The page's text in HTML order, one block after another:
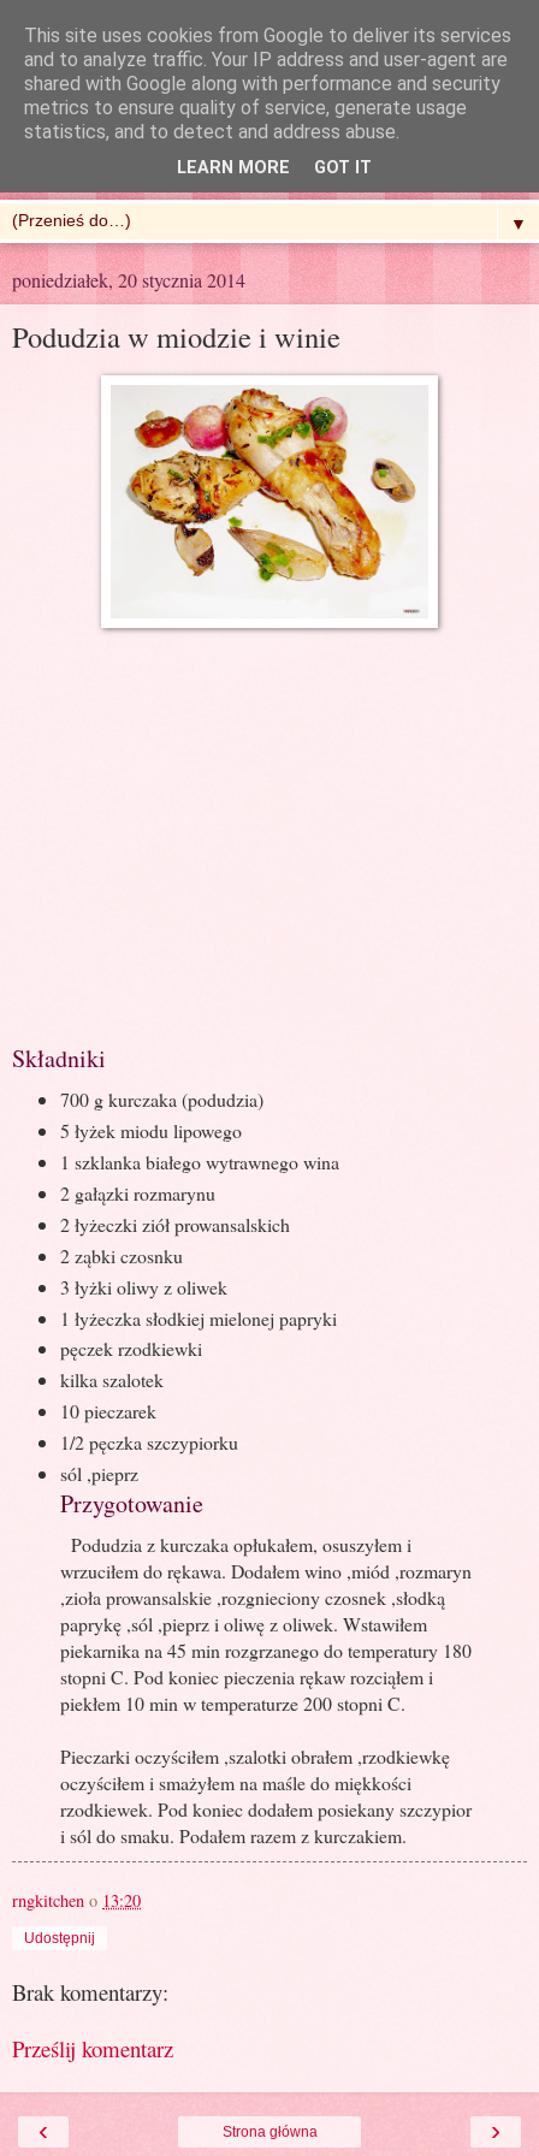
R'n'G Kitchen
▼
poniedziałek, 20 stycznia 2014
Podudzia w miodzie i winie
Składniki
700 g kurczaka (podudzia)
5 łyżek miodu lipowego
1 szklanka białego wytrawnego wina
2 gałązki rozmarynu
2 łyżeczki ziół prowansalskich
2 ząbki czosnku
3 łyżki oliwy z oliwek
1 łyżeczka słodkiej mielonej papryki
pęczek rzodkiewki
kilka szalotek
10 pieczarek
1/2 pęczka szczypiorku
sól ,pieprz
Przygotowanie
Podudzia z kurczaka opłukałem, osuszyłem i
wrzuciłem do rękawa. Dodałem wino ,miód ,rozmaryn
,zioła prowansalskie ,rozgnieciony czosnek ,słodką
paprykę ,sól ,pieprz i oliwę z oliwek. Wstawiłem
piekarnika na 45 min rozgrzanego do temperatury 180
stopni C. Pod koniec pieczenia rękaw rozciąłem i
piekłem 10 min w temperaturze 200 stopni C.
Pieczarki oczyściłem ,szalotki obrałem ,rzodkiewkę
oczyściłem i smażyłem na maśle do miękkości
rzodkiewek. Pod koniec dodałem posiekany szczypior
i sól do smaku. Podałem razem z kurczakiem.
rngkitchen o 13:20
Udostępnij
Brak komentarzy:
Prześlij komentarz
‹ ›
Strona główna
This site uses cookies from Google to deliver its services
and to analyze traffic. Your IP address and user-agent are
shared with Google along with performance and security
metrics to ensure quality of service, generate usage
statistics, and to detect and address abuse.
LEARN MORE GOT IT